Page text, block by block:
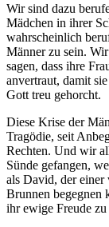
Wir sind dazu
Mädchen in ihrer
wahrscheinlich
Männer zu sein.
sagen, dass ihre
anvertraut, damit
Gott treu gehorcht.
Diese Krise der
Tragödie, seit
Rechten. Und wir
Sünde gefangen,
als David, der einer
Brunnen begegnen
ihr ewige Freude zu